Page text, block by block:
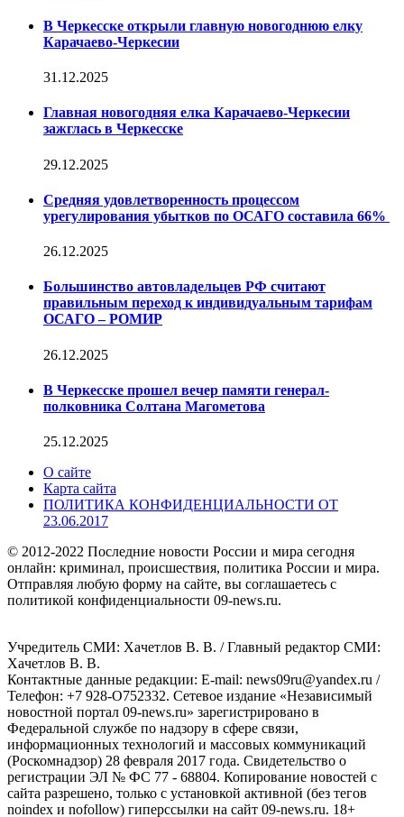
В Черкесске открыли главную новогоднюю елку
Карачаево-Черкесии
31.12.2025
Главная новогодняя елка Карачаево-Черкесии
зажглась в Черкесске
29.12.2025
Средняя удовлетворенность процессом
урегулирования убытков по ОСАГО составила 66%
26.12.2025
Большинство автовладельцев РФ считают
правильным переход к индивидуальным тарифам
ОСАГО – РОМИР
26.12.2025
В Черкесске прошел вечер памяти генерал-
полковника Солтана Магометова
25.12.2025
О сайте
Карта сайта
ПОЛИТИКА КОНФИДЕНЦИАЛЬНОСТИ ОТ
23.06.2017
© 2012-2022 Последние новости России и мира сегодня
онлайн: криминал, происшествия, политика России и мира.
Отправляя любую форму на сайте, вы соглашаетесь с
политикой конфиденциальности 09-news.ru.
Учредитель СМИ: Хaчeтлoв B. B. / Главный редактор СМИ:
Хaчeтлoв B. B.
Контактные данные редакции: E-mail: news09ru@yandex.ru /
Телефон: +7 928-O752332. Сетевое издание «Независимый
новостной портал 09-news.ru» зарегистрировано в
Федеральной службе по надзору в сфере связи,
информационных технологий и массовых коммуникаций
(Роскомнадзор) 28 февраля 2017 года. Свидетельство о
регистрации ЭЛ № ФС 77 - 68804. Копирование новостей с
сайта разрешено, только с установкой активной (без тегов
noindex и nofollow) гиперссылки на сайт 09-news.ru. 18+